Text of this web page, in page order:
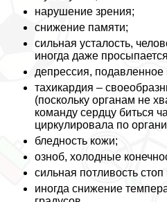
нарушение зрения;
снижение памяти;
сильная усталость,
иногда даже
депрессия, подавленное
тахикардия –
(поскольку органам не
комaнду сердцу биться
циркулировала по
бледность кожи;
озноб, холодные
сильная потливость
иногда снижение